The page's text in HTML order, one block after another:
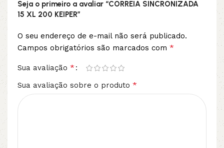
Seja o primeiro a avaliar “CORREIA SINCRONIZADA
15 XL 200 KEIPER”
O seu endereço de e-mail não será publicado.
Campos obrigatórios são marcados com *
Sua avaliação *
Sua avaliação sobre o produto *